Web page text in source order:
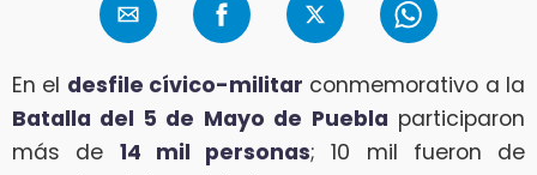
En el desfile cívico-militar conmemorativo a la
Batalla del 5 de Mayo de Puebla participaron
más de 14 mil personas; 10 mil fueron de